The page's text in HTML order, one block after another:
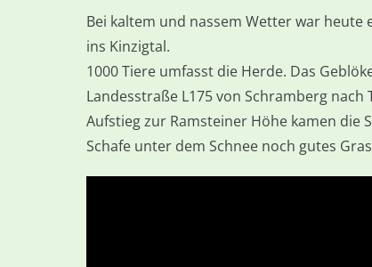
Bei kaltem und nassem Wetter war
ins Kinzigtal.
1000 Tiere umfasst die Herde. Das
Landesstraße L175 von Schramberg
Aufstieg zur Ramsteiner Höhe kamen die
Schafe unter dem Schnee noch gutes